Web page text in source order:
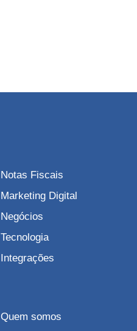
Notas Fiscais
Marketing Digital
Negócios
Tecnologia
Integrações
Quem somos